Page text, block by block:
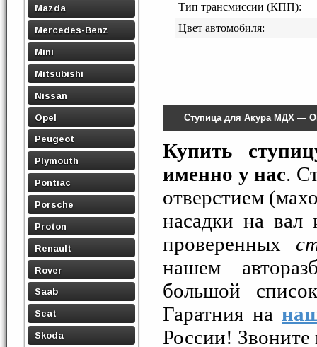
Mazda
Mercedes-Benz
Mini
Mitsubishi
Nissan
Opel
Peugeot
Plymouth
Pontiac
Porsche
Proton
Renault
Rover
Saab
Seat
Skoda
Тип трансмиссии (КПП):
Цвет автомобиля:
Ступица для Акура МДХ —
Купить
именно у нас.
отверстием
насадки на
проверенных
нашем
большой
Гаратния на
России! Звоните